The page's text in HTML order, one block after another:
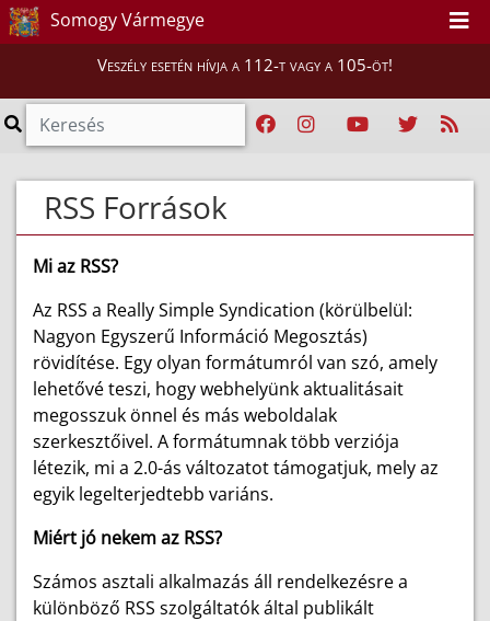
Somogy Vármegye
Veszély esetén hívja a 112-t vagy a 105-öt!
RSS Források
Mi az RSS?
Az RSS a Really Simple Syndication (körülbelül:
Nagyon Egyszerű Információ Megosztás)
rövidítése. Egy olyan formátumról van szó, amely
lehetővé teszi, hogy webhelyünk aktualitásait
megosszuk önnel és más weboldalak
szerkesztőivel. A formátumnak több verziója
létezik, mi a 2.0-ás változatot támogatjuk, mely az
egyik legelterjedtebb variáns.
Miért jó nekem az RSS?
Számos asztali alkalmazás áll rendelkezésre a
különböző RSS szolgáltatók által publikált